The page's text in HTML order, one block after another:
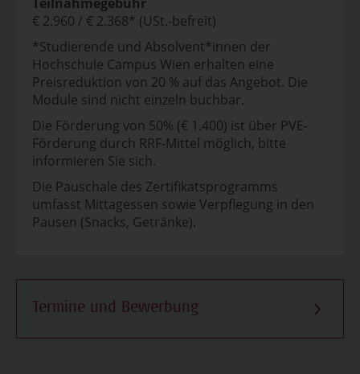
€ 2.960 / € 2.368* (USt.-befreit)
*Studierende und Absolvent*innen der
Hochschule Campus Wien erhalten eine
Preisreduktion von 20 % auf das Angebot. Die
Module sind nicht einzeln buchbar.
Die Förderung von 50% (€ 1.400) ist über PVE-
Förderung durch RRF-Mittel möglich, bitte
informieren Sie sich.
Die Pauschale des Zertifikatsprogramms
umfasst Mittagessen sowie Verpflegung in den
Pausen (Snacks, Getränke).
Termine und Bewerbung